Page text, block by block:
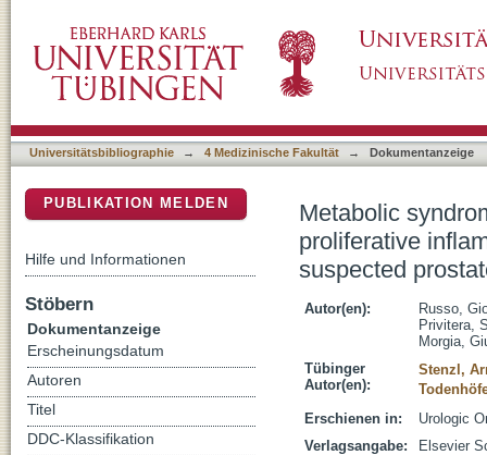
and inflammation in patients with suspected
Universitätsbibliographie → 4 Medizinische Fakultät → Dokumentanzeige
Metabolic
proliferative
suspected
Autor(en):
Russo,
Privitera,
Morgia,
Tübinger
Autor(en):
Stenzl,
Erschienen in:
Urologic
Verlagsangabe:
Elsevier
PUBLIKATION MELDEN
Hilfe und Informationen
Stöbern
Dokumentanzeige
Erscheinungsdatum
Autoren
Titel
DDC-Klassifikation